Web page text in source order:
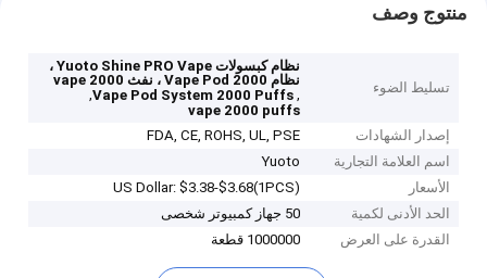
منتوج وصف
تسليط الضوء
نظام كبسولات Yuoto Shine PRO Vape ،
نظام Vape Pod 2000 ، نفث vape 2000
,
Vape Pod System 2000 Puffs
,
vape 2000 puffs
إصدار الشهادات
FDA, CE, ROHS, UL, PSE
اسم العلامة التجارية
Yuoto
الأسعار
US Dollar: $3.38-$3.68(1PCS)
الحد الأدنى لكمية
50 جهاز كمبيوتر شخصى
القدرة على العرض
1000000 قطعة